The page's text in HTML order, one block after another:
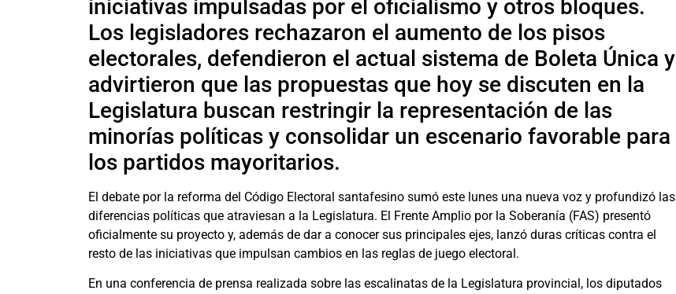
iniciativas impulsadas por el oficialismo y otros bloques.
Los legisladores rechazaron el aumento de los pisos
electorales, defendieron el actual sistema de Boleta Única y
advirtieron que las propuestas que hoy se discuten en la
Legislatura buscan restringir la representación de las
minorías políticas y consolidar un escenario favorable para
los partidos mayoritarios.
El debate por la reforma del Código Electoral santafesino sumó este lunes una nueva voz y profundizó las
diferencias políticas que atraviesan a la Legislatura. El Frente Amplio por la Soberanía (FAS) presentó
oficialmente su proyecto y, además de dar a conocer sus principales ejes, lanzó duras críticas contra el
resto de las iniciativas que impulsan cambios en las reglas de juego electoral.
En una conferencia de prensa realizada sobre las escalinatas de la Legislatura provincial, los diputados